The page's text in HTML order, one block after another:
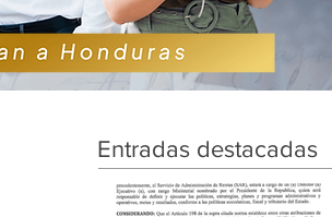
Entradas destacadas